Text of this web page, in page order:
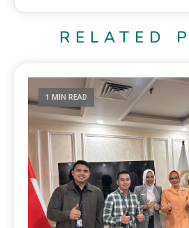
RELATED
1 MIN READ